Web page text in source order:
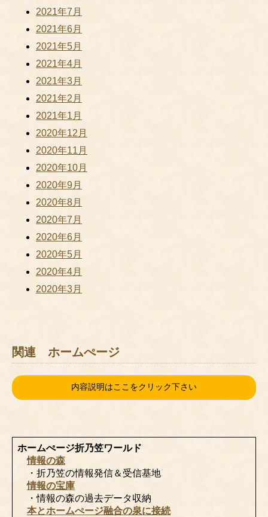
2021年7月
2021年6月
2021年5月
2021年4月
2021年3月
2021年2月
2021年1月
2020年12月
2020年11月
2020年10月
2020年9月
2020年8月
2020年7月
2020年6月
2020年5月
2020年4月
2020年3月
関連 ホームぺージ
内容説明はここをクリック下さい
ホームぺージ折乃笠ワールド
情報の森
・折乃笠の情報発信＆受信基地
情報の宝庫
・情報の森の過去データ収納
本とホームぺージ融合の泉に接続